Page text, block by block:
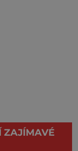
ZAJÍMAVÉ